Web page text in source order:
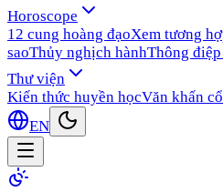
Horoscope
12 cung hoàng đạoXem tương
saoThủy nghịch hànhThông
Thư viện
Kiến thức huyền họcVăn khấn
EN